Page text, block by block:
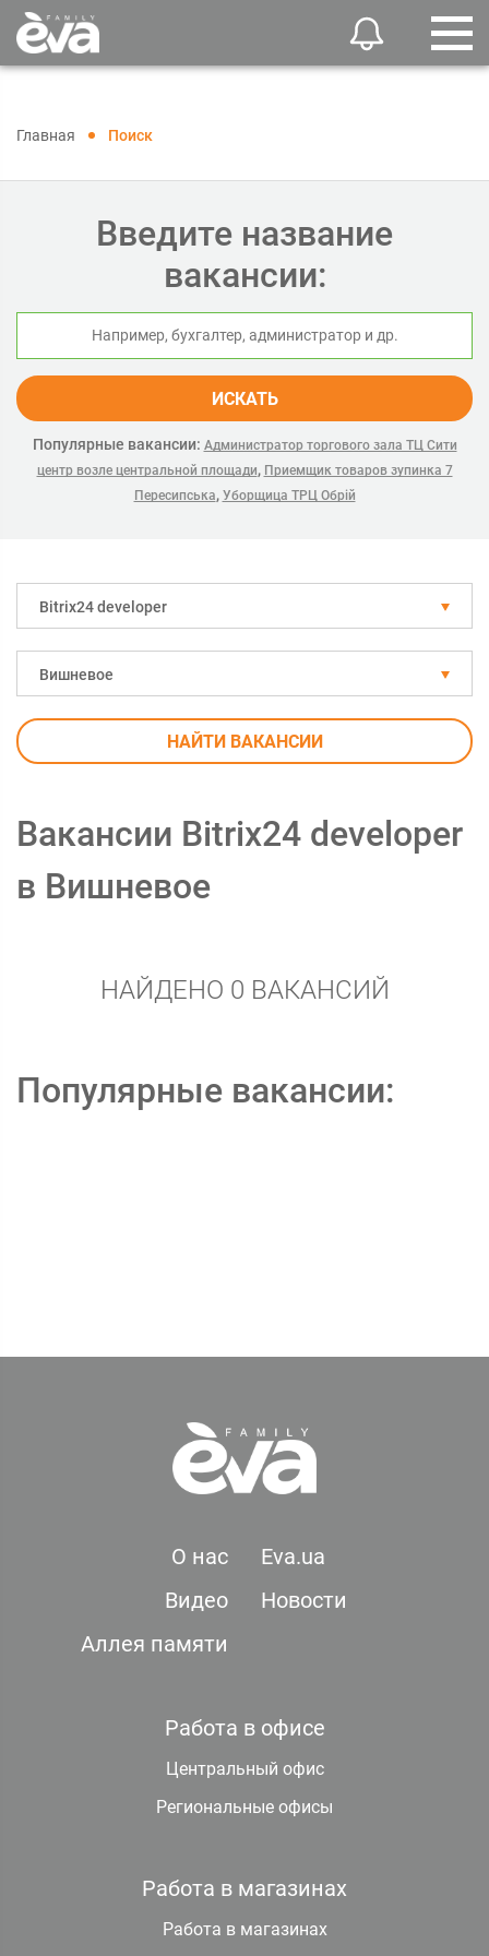
Главная Поиск
Введите название
вакансии:
ИСКАТЬ
Популярные вакансии: Администратор торгового зала ТЦ Сити
центр возле центральной площади, Приемщик товаров зупинка 7
Пересипська, Уборщица ТРЦ Обрій
Bitrix24 developer
Вишневое
НАЙТИ ВАКАНСИИ
Вакансии Bitrix24 developer
в Вишневое
НАЙДЕНО 0 ВАКАНСИЙ
Популярные вакансии:
О нас
Eva.ua
Видео
Новости
Аллея памяти
Работа в офисе
Центральный офис
Региональные офисы
Работа в магазинах
Работа в магазинах